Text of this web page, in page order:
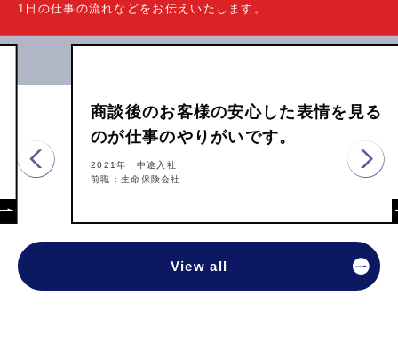
1日の仕事の流れなどをお伝えいたします。
商談後のお客様の安心した表情を見る
のが仕事のやりがいです。
2021年 中途入社
前職：生命保険会社
View all